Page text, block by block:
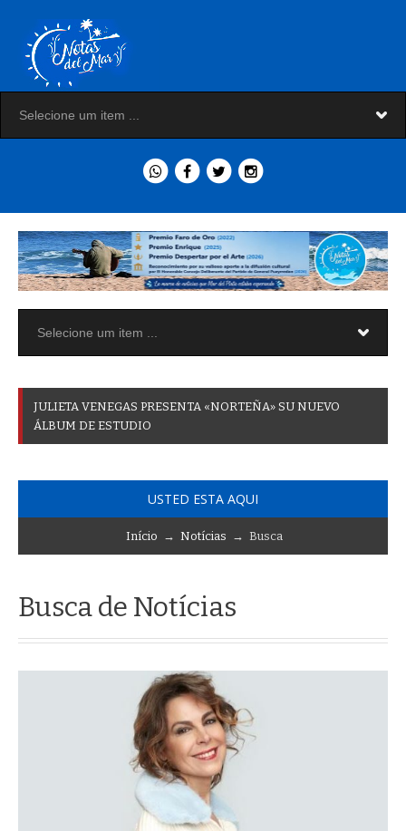
JULIETA VENEGAS PRESENTA «NORTEÑA» SU NUEVO
ÁLBUM DE ESTUDIO
USTED ESTA AQUI
Início → Notícias → Busca
Busca de Notícias